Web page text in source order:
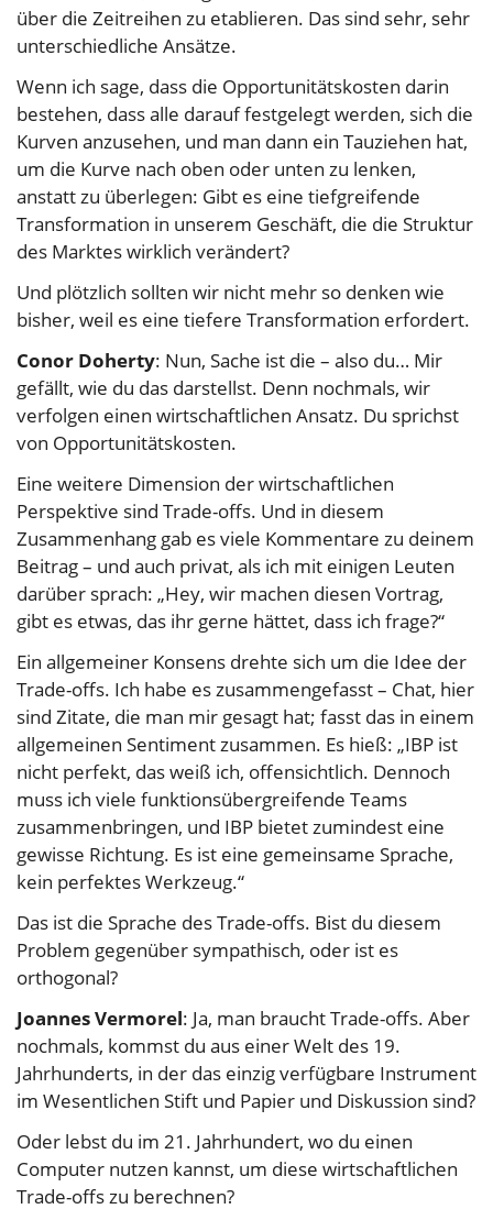
über die Zeitreihen zu etablieren. Das sind sehr, sehr
unterschiedliche Ansätze.
Wenn ich sage, dass die Opportunitätskosten darin
bestehen, dass alle darauf festgelegt werden, sich die
Kurven anzusehen, und man dann ein Tauziehen hat,
um die Kurve nach oben oder unten zu lenken,
anstatt zu überlegen: Gibt es eine tiefgreifende
Transformation in unserem Geschäft, die die Struktur
des Marktes wirklich verändert?
Und plötzlich sollten wir nicht mehr so denken wie
bisher, weil es eine tiefere Transformation erfordert.
Conor Doherty: Nun, Sache ist die – also du… Mir
gefällt, wie du das darstellst. Denn nochmals, wir
verfolgen einen wirtschaftlichen Ansatz. Du sprichst
von Opportunitätskosten.
Eine weitere Dimension der wirtschaftlichen
Perspektive sind Trade-offs. Und in diesem
Zusammenhang gab es viele Kommentare zu deinem
Beitrag – und auch privat, als ich mit einigen Leuten
darüber sprach: „Hey, wir machen diesen Vortrag,
gibt es etwas, das ihr gerne hättet, dass ich frage?“
Ein allgemeiner Konsens drehte sich um die Idee der
Trade-offs. Ich habe es zusammengefasst – Chat, hier
sind Zitate, die man mir gesagt hat; fasst das in einem
allgemeinen Sentiment zusammen. Es hieß: „IBP ist
nicht perfekt, das weiß ich, offensichtlich. Dennoch
muss ich viele funktionsübergreifende Teams
zusammenbringen, und IBP bietet zumindest eine
gewisse Richtung. Es ist eine gemeinsame Sprache,
kein perfektes Werkzeug.“
Das ist die Sprache des Trade-offs. Bist du diesem
Problem gegenüber sympathisch, oder ist es
orthogonal?
Joannes Vermorel: Ja, man braucht Trade-offs. Aber
nochmals, kommst du aus einer Welt des 19.
Jahrhunderts, in der das einzig verfügbare Instrument
im Wesentlichen Stift und Papier und Diskussion sind?
Oder lebst du im 21. Jahrhundert, wo du einen
Computer nutzen kannst, um diese wirtschaftlichen
Trade-offs zu berechnen?